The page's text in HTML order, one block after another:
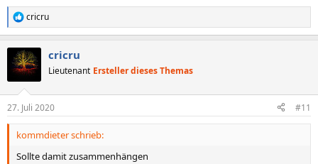
R
e
k
t
e
n
cricru
cricru
Lieutenant Ersteller dieses Themas
27. Juli 2020 #11
kommdieter schrieb:
Sollte damit zusammenhängen